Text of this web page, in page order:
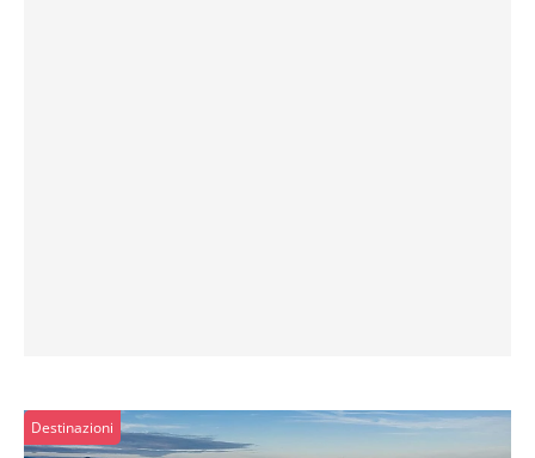
Destinazioni